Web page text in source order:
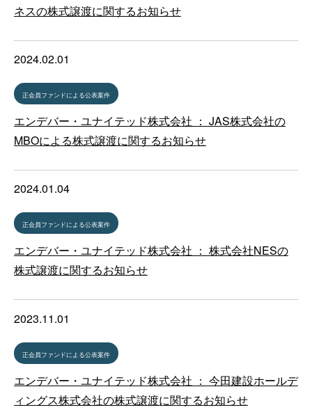
ネスの株式譲渡に関するお知らせ
2024.02.01
正会員ファンドによる公表案件
エンデバー・ユナイテッド株式会社 ： JAS株式会社の
MBOによる株式譲渡に関するお知らせ
2024.01.04
正会員ファンドによる公表案件
エンデバー・ユナイテッド株式会社 ： 株式会社NESの
株式譲渡に関するお知らせ
2023.11.01
正会員ファンドによる公表案件
エンデバー・ユナイテッド株式会社 ： 今田建設ホールデ
ィングス株式会社の株式譲渡に関するお知らせ